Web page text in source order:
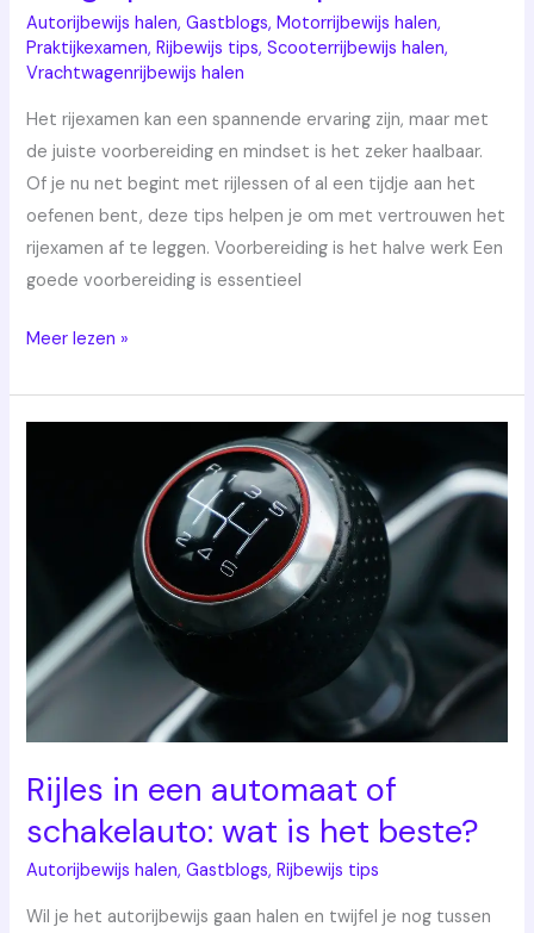
Autorijbewijs halen,Gastblogs,Motorrijbewijs halen,
Praktijkexamen,Rijbewijs tips,Scooterrijbewijs halen,
Vrachtwagenrijbewijs halen
Het rijexamen kan een spannende ervaring zijn, maar met
de juiste voorbereiding en mindset is het zeker haalbaar.
Of je nu net begint met rijlessen of al een tijdje aan het
oefenen bent, deze tips helpen je om met vertrouwen het
rijexamen af te leggen. Voorbereiding is het halve werk Een
goede voorbereiding is essentieel
Meer lezen »
Rijles in een automaat of
schakelauto: wat is het beste?
Autorijbewijs halen,Gastblogs,Rijbewijs tips
Wil je het autorijbewijs gaan halen en twijfel je nog tussen
schakelauto:
wat
is
het
beste?